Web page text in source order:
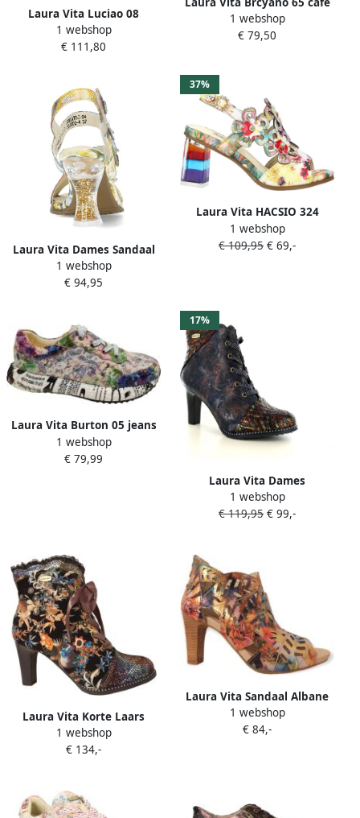
Laura Vita Luciao 08
Multicolor
1 webshop
€ 111,80
Dames Sandalen Beige
1 webshop
€ 79,50
Laura Vita Dames Sandaal
Multicolour
1 webshop
€ 94,95
37%
Laura Vita HACSIO 324
Jaune dames sandalen
gekleed overig
1 webshop
€ 109,95 € 69,-
Laura Vita Burton 05 jeans
Dames Sneakers Blauw
1 webshop
€ 79,99
17%
Laura Vita Dames
Enkellaars Alcbaneo 127
Jeans Jeansblauw
1 webshop
€ 119,95 € 99,-
Laura Vita Korte Laars
Alcbaneo 133 SL316-133B
Cafe Zwart Multi
1 webshop
€ 134,-
Laura Vita Sandaal Albane
0482 SL316D-4Q Rouge
Goud Multi
1 webshop
€ 84,-